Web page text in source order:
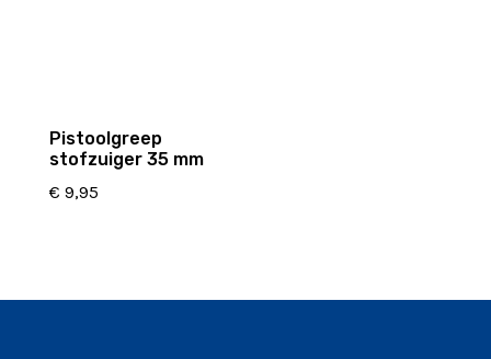
Pistoolgreep
stofzuiger 35 mm
€ 9,95